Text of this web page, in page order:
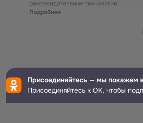
рекомендательные технологии
Подробнее
Присоединяйтесь — мы покажем
Присоединяйтесь к ОК, чтобы